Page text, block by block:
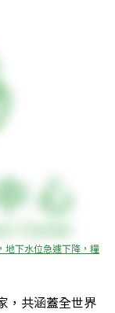
地下水位急遽下降，糧
，共涵蓋全世界